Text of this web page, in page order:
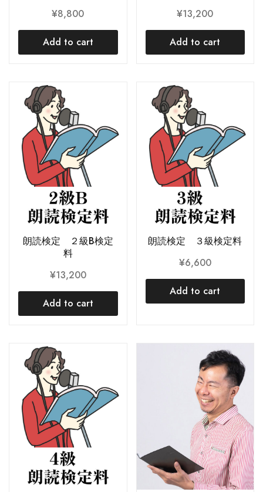
¥8,800
Add to cart
¥13,200
Add to cart
朗読検定 ２級B検定
料
¥13,200
Add to cart
朗読検定 ３級検定料
¥6,600
Add to cart